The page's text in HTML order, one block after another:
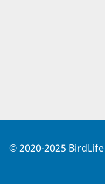
© 2020-2025